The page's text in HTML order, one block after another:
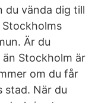
du vända dig till
Är du
Stockholm är
om du får
stad. När du